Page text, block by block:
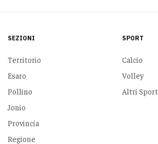
SEZIONI
Territorio
Esaro
Pollino
Jonio
Provincia
Regione
SPORT
Calcio
Volley
Altri Sport